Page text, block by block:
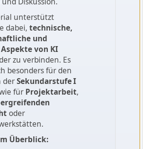
unterstützt
dabei, technische,
und
von KI
zu verbinden. Es
besonders für den
derSekundarstufe I
fürProjektarbeit,
oder
Überblick: